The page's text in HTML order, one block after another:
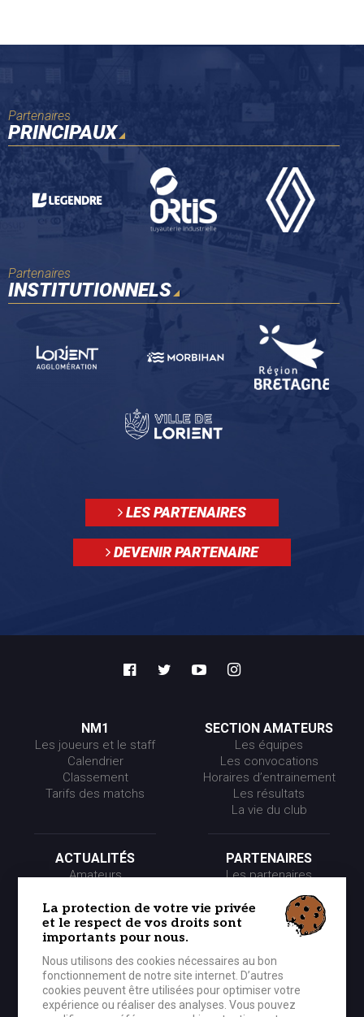
Partenaires
PRINCIPAUX
Partenaires
INSTITUTIONNELS
LES PARTENAIRES
DEVENIR PARTENAIRE
NM1
Les joueurs et le staff
Calendrier
Classement
Tarifs des matchs
SECTION AMATEURS
Les équipes
Les convocations
Horaires d’entrainement
Les résultats
La vie du club
ACTUALITÉS
Amateurs
Presse
Partenaires
PARTENAIRES
Les partenaires
Les offres partenaires
LE CLUB
Historique
Organigramme
MÉDIA
Photos
Vidéos
La protection de votre vie privée
et le respect de vos droits sont
importants pour nous.
Nous utilisons des cookies nécessaires au bon
fonctionnement de notre site internet. D’autres
cookies peuvent être utilisées pour optimiser votre
expérience ou réaliser des analyses. Vous pouvez